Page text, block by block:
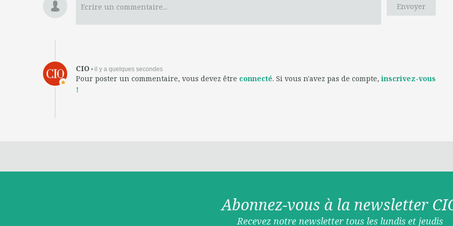
Envoyer
Ecrire un commentaire...
CIO • il y a quelques secondes
Pour poster un commentaire, vous devez être connecté. Si vous n'avez pas de compte,inscrivez-vous
!
Abonnez-vous à la newsletter
Recevez notre newsletter tous les lundis et jeudis